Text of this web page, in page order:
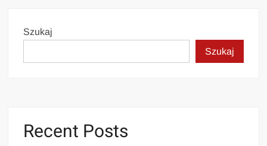
Szukaj
Szukaj
Recent Posts